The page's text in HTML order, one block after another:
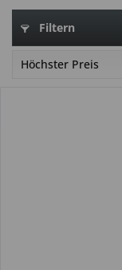
Filtern